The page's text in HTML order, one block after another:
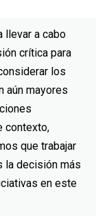
llevar a cabo
crítica para
los
aún mayores
contexto,
que trabajar
la decisión más
en este